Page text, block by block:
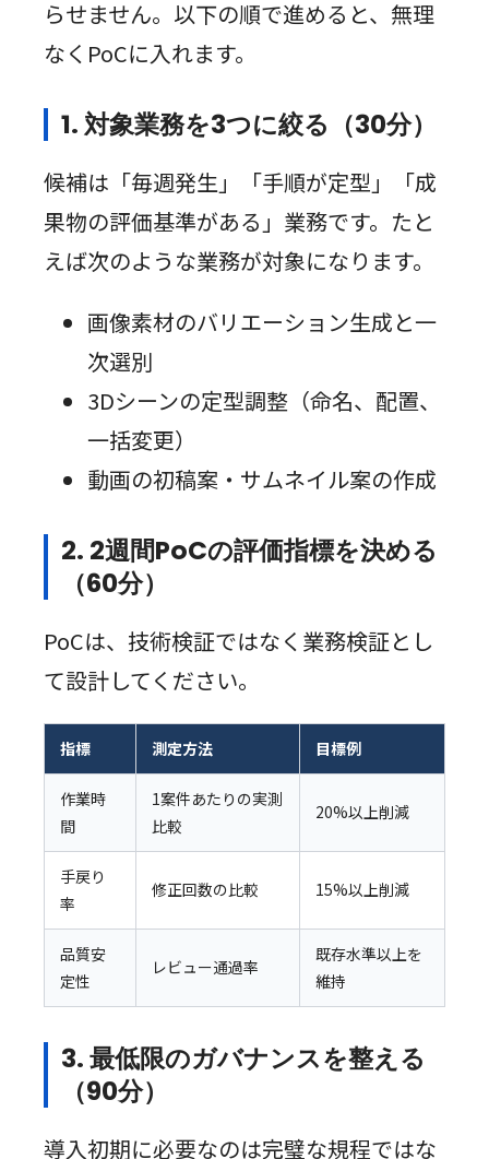
らせません。以下の順で進めると、無理
なくPoCに入れます。
1. 対象業務を3つに絞る（30分）
候補は「毎週発生」「手順が定型」「成
果物の評価基準がある」業務です。たと
えば次のような業務が対象になります。
画像素材のバリエーション生成と一
次選別
3Dシーンの定型調整（命名、配置、
一括変更）
動画の初稿案・サムネイル案の作成
2. 2週間PoCの評価指標を決める
（60分）
PoCは、技術検証ではなく業務検証とし
て設計してください。
指標 測定方法 目標例
作業時
間
1案件あたりの実測
比較
20%以上削減
手戻り
率
修正回数の比較 15%以上削減
品質安
定性
レビュー通過率
既存水準以上を
維持
3. 最低限のガバナンスを整える
（90分）
導入初期に必要なのは完璧な規程ではな